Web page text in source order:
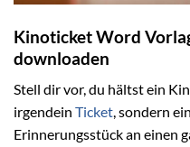
Kinoticket Word
downloaden
Stell dir vor, du hältst ein
irgendein Ticket, sondern
Erinnerungsstück an einen